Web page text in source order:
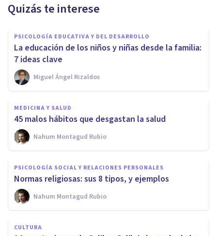
Quizás te interese
PSICOLOGÍA EDUCATIVA Y DEL DESARROLLO
La educación de los niños y niñas desde la familia:
7 ideas clave
Miguel Ángel Rizaldos
MEDICINA Y SALUD
45 malos hábitos que desgastan la salud
Nahum Montagud Rubio
PSICOLOGÍA SOCIAL Y RELACIONES PERSONALES
Normas religiosas: sus 8 tipos, y ejemplos
Nahum Montagud Rubio
CULTURA